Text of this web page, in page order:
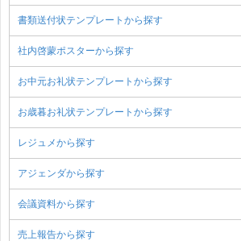
書類送付状テンプレートから探す
社内啓蒙ポスターから探す
お中元お礼状テンプレートから探す
お歳暮お礼状テンプレートから探す
レジュメから探す
アジェンダから探す
会議資料から探す
売上報告から探す